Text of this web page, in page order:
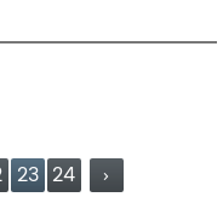
23 24 ›